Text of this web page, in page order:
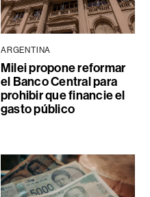
ARGENTINA
Milei propone reformar
el Banco Central para
prohibir que financie el
gasto público